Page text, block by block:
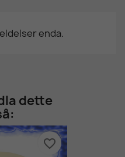
enda.
dette
favorite_border